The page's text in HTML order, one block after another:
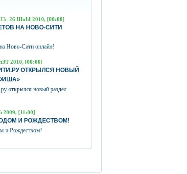
26 ШоЫ 2010, [00:00]
НА НОВО-СИТИ
Ново-Сити онлайн!
2010, [00:00]
ОТКРЫЛСЯ НОВЫЙ
открылся новый раздел
2009, [11:00]
И РОЖДЕСТВОМ!
и Рождеством!